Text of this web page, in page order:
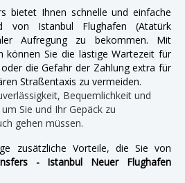
bietet Ihnen schnelle und einfache
von Istanbul Flughafen (Atatürk
Aufregung zu bekommen. Mit
können Sie die lästige Wartezeit für
die Gefahr der Zahlung extra für
Straßentaxis zu vermeiden.
Bequemlichkeit und
Sie und Ihr Gepäck zu
gehen müssen.
zusätzliche Vorteile, die Sie von
- Istanbul Neuer Flughafen